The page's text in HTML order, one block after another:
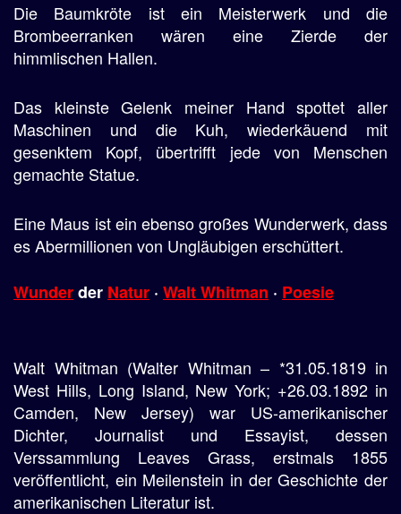
Die Baumkröte ist ein Meisterwerk und die
Brombeerranken wären eine Zierde der
himmlischen Hallen.
Das kleinste Gelenk meiner Hand spottet aller
Maschinen und die Kuh, wiederkäuend mit
gesenktem Kopf, übertrifft jede von Menschen
gemachte Statue.
Eine Maus ist ein ebenso großes Wunderwerk, dass
es Abermillionen von Ungläubigen erschüttert.
Wunderder Natur · Walt Whitman · Poesie
Walt Whitman (Walter Whitman – *31.05.1819 in
West Hills, Long Island, New York; +26.03.1892 in
Camden, New Jersey) war US-amerikanischer
Dichter, Journalist und Essayist, dessen
Verssammlung Leaves Grass, erstmals 1855
veröffentlicht, ein Meilenstein in der Geschichte der
amerikanischen Literatur ist.